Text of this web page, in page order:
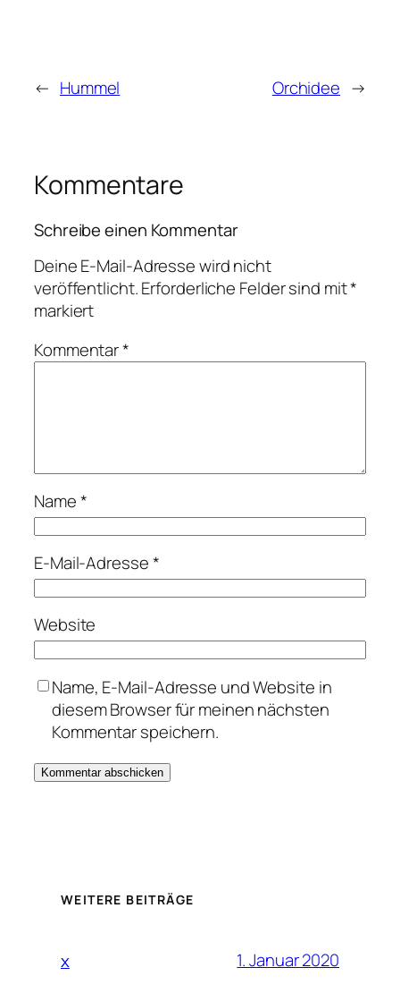
← Hummel Orchidee →
Kommentare
Schreibe einen Kommentar
Deine E-Mail-Adresse wird nicht
veröffentlicht.Erforderliche Felder sind mit*
markiert
Kommentar*
Name*
E-Mail-Adresse*
Website
Name, E-Mail-Adresse und Website in
diesem Browser für meinen nächsten
Kommentar speichern.
WEITERE BEITRÄGE
x 1. Januar 2020